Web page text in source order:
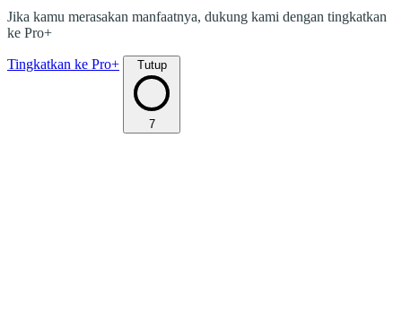
Jika kamu merasakan manfaatnya, dukung kami dengan tingkatkan
ke Pro+
Tingkatkan ke Pro+ Tutup
7